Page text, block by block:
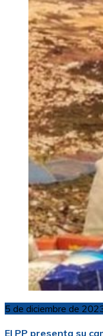
5 de diciembre de
El PP presenta su